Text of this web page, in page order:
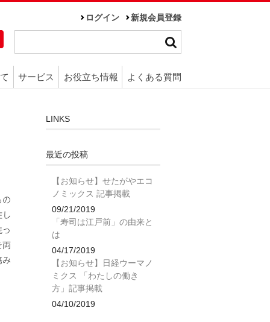
ログイン 新規会員登録
サービス お役立ち情報 よくある質問
の
し
両
み
LINKS
最近の投稿
【お知らせ】せたがやエコ
ノミックス 記事掲載
09/21/2019
「寿司は江戸前」の由来と
は
04/17/2019
【お知らせ】日経ウーマノ
ミクス 「わたしの働き
方」記事掲載
04/10/2019